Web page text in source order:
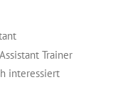
Trainer
interessiert